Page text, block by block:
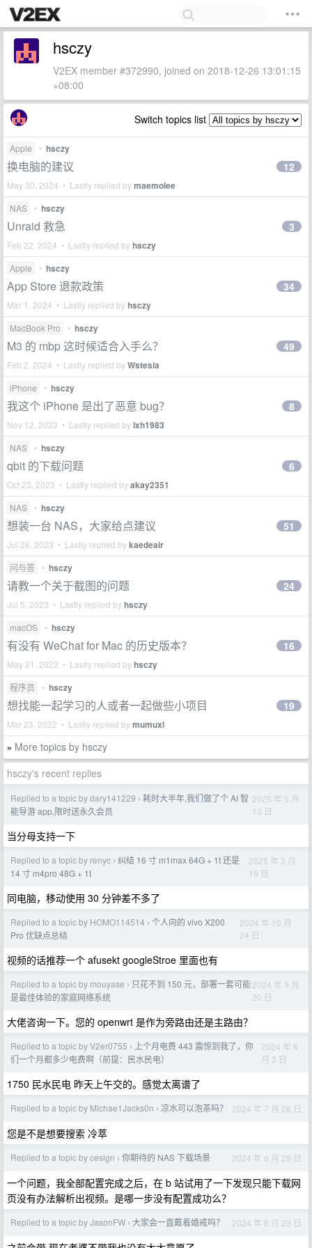
hsczy
V2EX member #372990, joined on 2018-12-26 13:01:15
+08:00
Switch topics list
Apple • hsczy
换电脑的建议
May 30, 2024 • Lastly replied bymaemolee
12
NAS • hsczy
Unraid 救急
Feb 22, 2024 • Lastly replied byhsczy
3
Apple • hsczy
App Store 退款政策
Mar 1, 2024 • Lastly replied byhsczy
34
MacBook Pro • hsczy
M3 的 mbp 这时候适合入手么？
Feb 2, 2024 • Lastly replied byWstesia
49
iPhone • hsczy
我这个 iPhone 是出了恶意 bug？
Nov 12, 2023 • Lastly replied bylxh1983
8
NAS • hsczy
qbit 的下载问题
Oct 23, 2023 • Lastly replied byakay2351
6
NAS • hsczy
想装一台 NAS，大家给点建议
Jul 26, 2023 • Lastly replied bykaedeair
51
问与答 • hsczy
请教一个关于截图的问题
Jul 5, 2023 • Lastly replied byhsczy
24
macOS • hsczy
有没有 WeChat for Mac 的历史版本？
May 21, 2022 • Lastly replied byhsczy
16
程序员 • hsczy
想找能一起学习的人或者一起做些小项目
Mar 23, 2022 • Lastly replied bymumuxi
19
» More topics by hsczy
hsczy's recent replies
Replied to a topic by dary141229 › 耗时大半年,我们做了个 AI 智
能导游 app,限时送永久会员
2025 年 5 月
13 日
当分母支持一下
Replied to a topic by renyc › 纠结 16 寸 m1max 64G + 1t 还是
14 寸 m4pro 48G + 1t
2025 年 3 月
19 日
同电脑，移动使用 30 分钟差不多了
Replied to a topic by HOMO114514 › 个人向的 vivo X200
Pro 优缺点总结
2024 年 10 月
24 日
视频的话推荐一个 afusekt googleStroe 里面也有
Replied to a topic by mouyase › 只花不到 150 元，部署一套可能
是最佳体验的家庭网络系统
2024 年 9 月
20 日
大佬咨询一下。您的 openwrt 是作为旁路由还是主路由？
Replied to a topic by V2er0755 ›
上个月电费 443 震惊到我了，你
们一个月都多少电费啊（前提：民水民电）
2024 年 8
月 3 日
1750 民水民电 昨天上午交的。感觉太离谱了
Replied to a topic by Michae1Jacks0n › 凉水可以泡茶吗？ 2024 年 7 月 28 日
您是不是想要搜索 冷萃
Replied to a topic by cesign › 你期待的 NAS 下载场景 2024 年 6 月 28 日
一个问题，我全部配置完成之后，在 b 站试用了一下发现只能下载网
页没有办法解析出视频。是哪一步没有配置成功么？
Replied to a topic by JasonFW › 大家会一直戴着婚戒吗？ 2024 年 6 月 23 日